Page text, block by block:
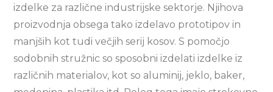
izdelke za različne industrijske sektorje. Njihova
proizvodnja obsega tako izdelavo prototipov in
manjših kot tudi večjih serij kosov. S pomočjo
sodobnih stružnic so sposobni izdelati izdelke iz
različnih materialov, kot so aluminij, jeklo, baker,